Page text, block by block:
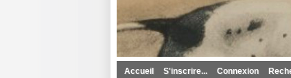
Accueil S'inscrire... Connexion